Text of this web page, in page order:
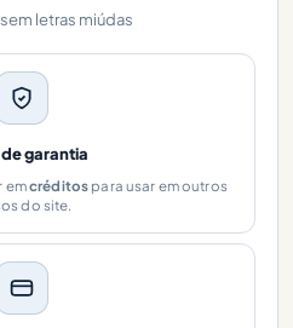
letras miúdas
de garantia
emcréditos para usar em outros
do site.